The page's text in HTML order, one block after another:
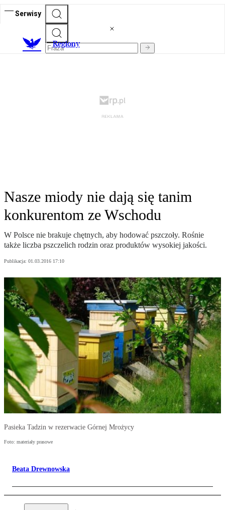
Serwisy
Regiony
Nasze miody nie dają się tanim
konkurentom ze Wschodu
W Polsce nie brakuje chętnych, aby hodować pszczoły. Rośnie
także liczba pszczelich rodzin oraz produktów wysokiej jakości.
Publikacja: 01.03.2016 17:10
Pasieka Tadzin w rezerwacie Górnej Mrożycy
Foto: materiały prasowe
Beata Drewnowska